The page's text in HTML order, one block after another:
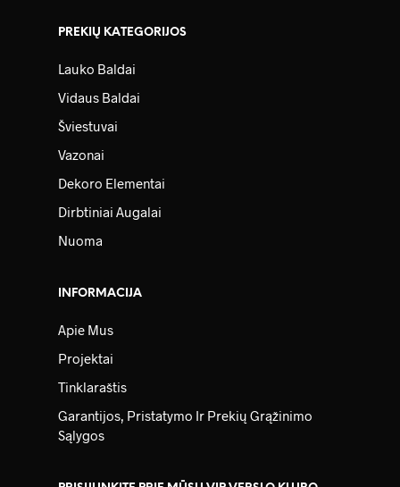
PREKIŲ KATEGORIJOS
Lauko Baldai
Vidaus Baldai
Šviestuvai
Vazonai
Dekoro Elementai
Dirbtiniai Augalai
Nuoma
INFORMACIJA
Apie Mus
Projektai
Tinklaraštis
Garantijos, Pristatymo Ir Prekių Grąžinimo
Sąlygos